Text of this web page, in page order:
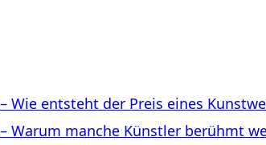
– Wie entsteht der Preis eines
– Warum manche Künstler berühmt